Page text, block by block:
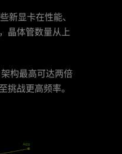
新显卡在性能、
晶体管数量从上
构最高可达两倍
挑战更高频率。